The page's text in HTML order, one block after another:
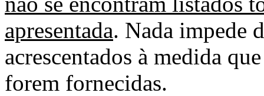
apresentada. Nada impede
acrescentados à medida
forem fornecidas.